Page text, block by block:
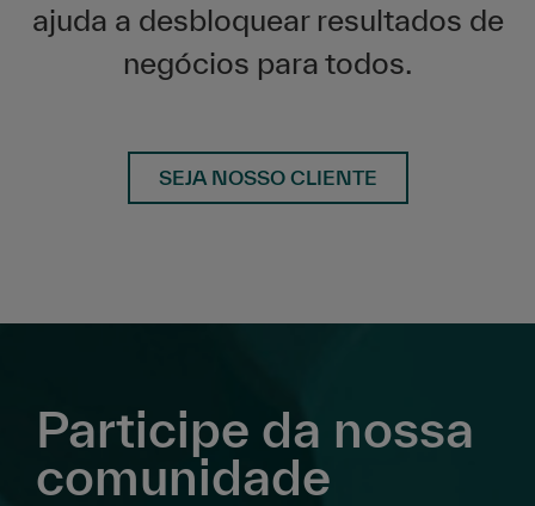
ajuda a desbloquear resultados de
negócios para todos.
SEJA NOSSO CLIENTE
Participe da nossa
comunidade